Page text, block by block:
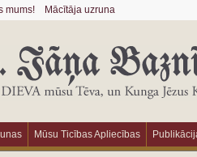
mums! Mācītāja uzruna
Mūsu Ticības Apliecības